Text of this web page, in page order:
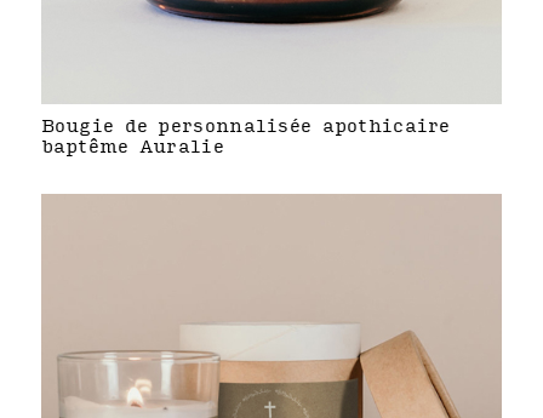
Bougie de personnalisée apothicaire
baptême Auralie